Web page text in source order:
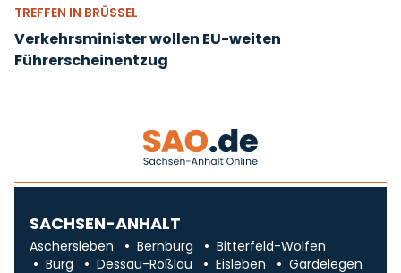
TREFFEN IN BRÜSSEL
Verkehrsminister wollen EU-weiten
Führerscheinentzug
SACHSEN-ANHALT
Aschersleben Bernburg
Bitterfeld-Wolfen
Burg
Dessau-Roßlau Eisleben
Gardelegen